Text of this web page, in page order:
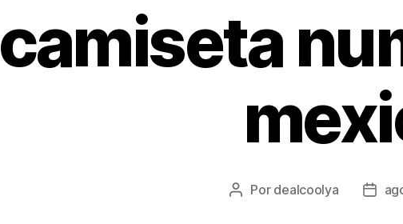
camiseta
Autor
Por dealcoolya
Fecha